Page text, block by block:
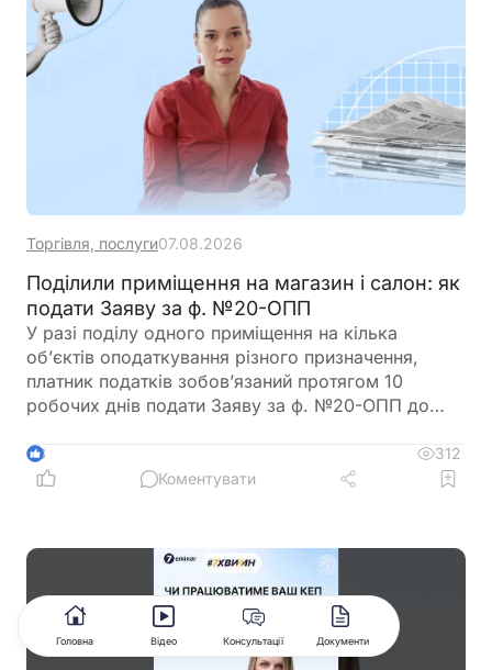
Торгівля, послуги07.08.2026
Поділили приміщення на магазин і салон: як
подати Заяву за ф. №20-ОПП
У разі поділу одного приміщення на кілька
об’єктів оподаткування різного призначення,
платник податків зобов’язаний протягом 10
робочих днів подати Заяву за ф. №20-ОПП до
інформацію про закриття попереднього об’єкта і
створення нових у різних рядках, кожному з яких
3
312
Коментувати
Головна Відео Консультації Документи